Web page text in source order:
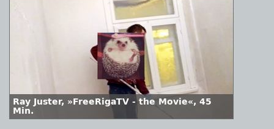
Ray Juster, »FreeRigaTV - the Movie«, 45
Min.